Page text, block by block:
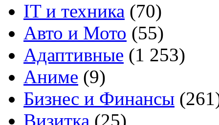
IT и техника (70)
Авто и Мото (55)
Адаптивные (1 253)
Аниме (9)
Бизнес и Финансы
Визитка (25)